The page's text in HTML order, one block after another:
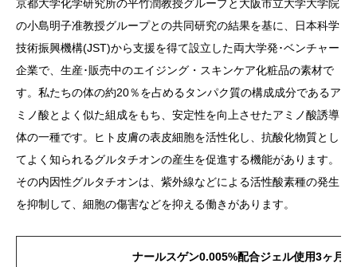
京都大学化学研究所の平竹潤教授グループと大阪市立大学大学院
の小島明子准教授グループとの共同研究の結果を基に、日本科学
技術振興機構(JST)から支援を得て設立した両大学発･ベンチャー
企業で、生産･販売中のエイジング・スキンケア化粧品の素材で
す。私たちの体の約20％を占めるタンパク質の構成成分であるア
ミノ酸とよく似た組成をもち、安定性を向上させたアミノ酸誘導
体の一種です。ヒト皮膚の表皮細胞を活性化し、抗酸化物質とし
てよく知られるグルタチオンの産生を促進する機能があります。
その内因性グルタチオンは、紫外線などによる活性酸素種の発生
を抑制して、細胞の傷害などを抑える働きがあります。
ナールスゲン0.005%配合ジェル使用3ヶ月